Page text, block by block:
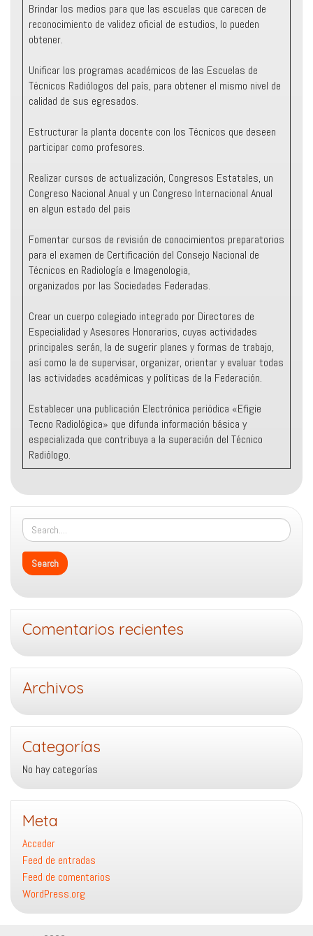
Brindar los medios para que las escuelas que carecen de
reconocimiento de validez oficial de estudios, lo pueden
obtener.
Unificar los programas académicos de las Escuelas de
Técnicos Radiólogos del país, para obtener el mismo nivel de
calidad de sus egresados.
Estructurar la planta docente con los Técnicos que deseen
participar como profesores.
Realizar cursos de actualización, Congresos Estatales, un
Congreso Nacional Anual y un Congreso Internacional Anual
en algun estado del pais
Fomentar cursos de revisión de conocimientos preparatorios
para el examen de Certificación del Consejo Nacional de
Técnicos en Radiología e Imagenologia,
organizados por las Sociedades Federadas.
Crear un cuerpo colegiado integrado por Directores de
Especialidad y Asesores Honorarios, cuyas actividades
principales serán, la de sugerir planes y formas de trabajo,
así como la de supervisar, organizar, orientar y evaluar todas
las actividades académicas y políticas de la Federación.
Establecer una publicación Electrónica periódica «Efigie
Tecno Radiológica» que difunda información básica y
especializada que contribuya a la superación del Técnico
Radiólogo.
Comentarios recientes
Archivos
Categorías
No hay categorías
Meta
Acceder
Feed de entradas
Feed de comentarios
WordPress.org